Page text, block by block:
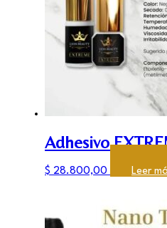
Adhesivo
$ 28.800,00 Leer